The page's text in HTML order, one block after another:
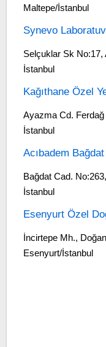
Maltepe/İstanbul
Synevo
Selçuklar Sk
İstanbul
Kağıthane Özel
Ayazma Cd. Ferdağ
İstanbul
Acıbadem
Bağdat Cad.
İstanbul
Esenyurt Özel
İncirtepe Mh.,
Esenyurt/İstanbul